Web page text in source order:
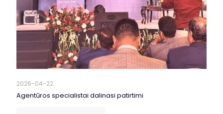
2026-04-22
Agentūros specialistai dalinasi patirtimi